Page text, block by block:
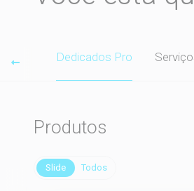
Dedicados Pro
Produtos
Slide Todos